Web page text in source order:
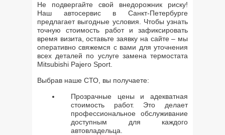
Не подвергайте свой внедорожник риску!
Наш автосервис в Санкт-Петербурге
предлагает выгодные условия. Чтобы узнать
точную стоимость работ и зафиксировать
время визита, оставьте заявку на сайте – мы
оперативно свяжемся с вами для уточнения
всех деталей по услуге замена термостата
Mitsubishi Pajero Sport.
Выбрав наше СТО, вы получаете:
Прозрачные цены и адекватная
стоимость работ. Это делает
профессиональное обслуживание
доступным для каждого
автовладельца.